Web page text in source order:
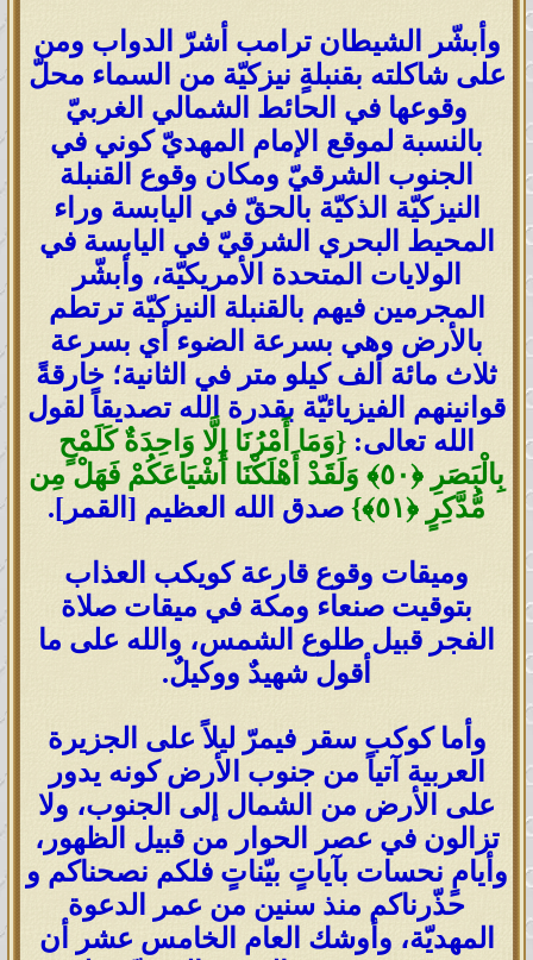
وأبشّر الشيطان ترامب أشرّ الدواب ومن
على شاكلته بقنبلةٍ نيزكيّة من السماء محلّ
وقوعها في الحائط الشمالي الغربيّ
بالنسبة لموقع الإمام المهديّ كوني في
الجنوب الشرقيّ ومكان وقوع القنبلة
النيزكيّة الذكيّة بالحقّ في اليابسة وراء
المحيط البحري الشرقيّ في اليابسة في
الولايات المتحدة الأمريكيّة، وأبشّر
المجرمين فيهم بالقنبلة النيزكيّة ترتطم
بالأرض وهي بسرعة الضوء أي بسرعة
ثلاث مائة ألف كيلو متر في الثانية؛ خارقةً
قوانينهم الفيزيائيّة بقدرة الله تصديقاً لقول
الله تعالى: {وَمَا أَمْرُنَا إِلَّا وَاحِدَةٌ كَلَمْحٍ
بِالْبَصَرِ ﴿٥٠﴾ وَلَقَدْ أَهْلَكْنَا أَشْيَاعَكُمْ فَهَلْ مِن
مُّدَّكِرٍ ﴿٥١﴾} صدق الله العظيم [القمر].
وميقات وقوع قارعة كويكب العذاب
بتوقيت صنعاء ومكة في ميقات صلاة
الفجر قبيل طلوع الشمس، والله على ما
أقول شهيدٌ ووكيلٌ.
وأما كوكب سقر فيمرّ ليلاً على الجزيرة
العربية آتياً من جنوب الأرض كونه يدور
على الأرض من الشمال إلى الجنوب، ولا
تزالون في عصر الحوار من قبيل الظهور،
وأيامٍ نحسات بآياتٍ بيّناتٍ فلكم نصحناكم و
حذّرناكم منذ سنين من عمر الدعوة
المهديّة، وأوشك العام الخامس عشر أن